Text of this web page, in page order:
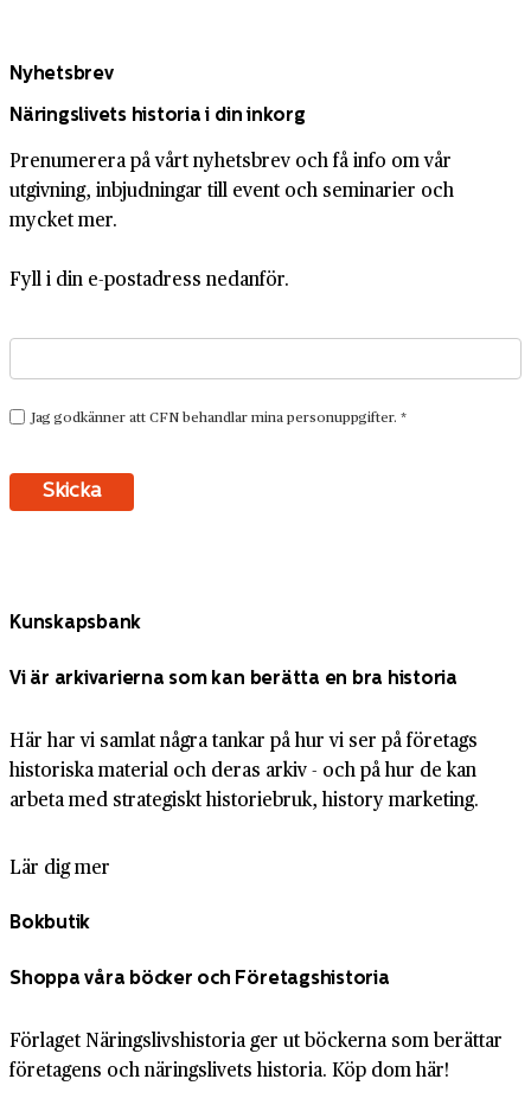
Nyhetsbrev
Näringslivets historia i din inkorg
Prenumerera på vårt nyhetsbrev och få info om vår
utgivning, inbjudningar till event och seminarier och
mycket mer.
Fyll i din e-postadress nedanför.
Kunskapsbank
Vi är arkivarierna som kan berätta en bra historia
Här har vi samlat några tankar på hur vi ser på företags
historiska material och deras arkiv - och på hur de kan
arbeta med strategiskt historiebruk, history marketing.
Lär dig mer
Bokbutik
Shoppa våra böcker och Företagshistoria
Förlaget Näringslivshistoria ger ut böckerna som berättar
företagens och näringslivets historia. Köp dom här!